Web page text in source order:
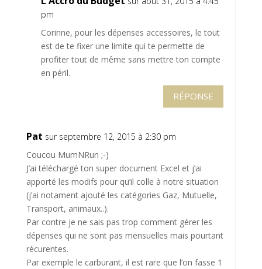
pm
Corinne, pour les dépenses accessoires, le tout
est de te fixer une limite qui te permette de
profiter tout de même sans mettre ton compte
en péril.
RÉPONSE
Pat sur septembre 12, 2015 à 2:30 pm
Coucou MumNRun ;-)
J’ai téléchargé ton super document Excel et j’ai
apporté les modifs pour qu’il colle à notre situation
(j’ai notament ajouté les catégories Gaz, Mutuelle,
Transport, animaux..).
Par contre je ne sais pas trop comment gérer les
dépenses qui ne sont pas mensuelles mais pourtant
récurentes.
Par exemple le carburant, il est rare que l’on fasse 1